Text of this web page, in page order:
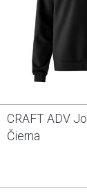
CRAFT ADV
Čierna